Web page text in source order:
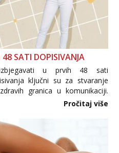
SATI DOPISIVANJA
u prvih 48 sati
ključni su za stvaranje
granica u komunikaciji.
osobnih ili intimnih
osoba još nije zaslužila to
Pročitaj više